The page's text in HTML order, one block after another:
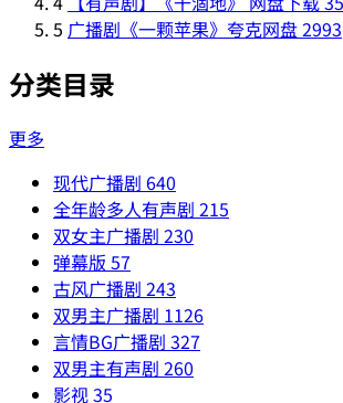
5 广播剧《一颗苹果》夸克网盘2993
分类目录
更多
现代广播剧 640
全年龄多人有声剧 215
双女主广播剧 230
弹幕版 57
古风广播剧 243
双男主广播剧 1126
言情BG广播剧 327
双男主有声剧 260
影视35